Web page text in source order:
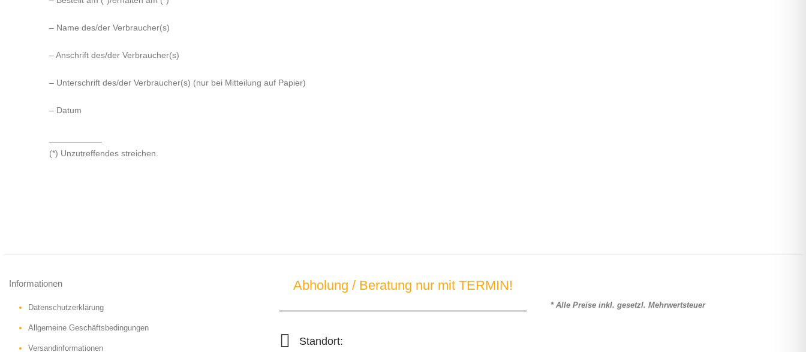
– Name des/der Verbraucher(s)
– Anschrift des/der Verbraucher(s)
– Unterschrift des/der Verbraucher(s) (nur bei Mitteilung auf Papier)
– Datum
(*) Unzutreffendes streichen.
Informationen
Datenschutzerklärung
Allgemeine Geschäftsbedingungen
Versandinformationen
Abholung / Beratung nur mit TERMIN!
Standort:
* Alle Preise inkl. gesetzl. Mehrwertsteuer